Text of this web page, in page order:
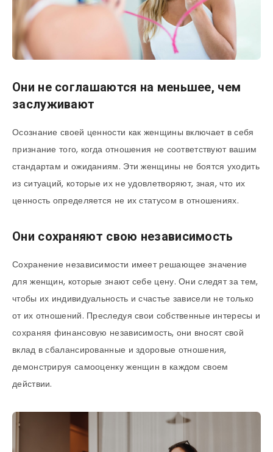
Они не соглашаются на меньшее, чем
заслуживают
Осознание своей ценности как женщины включает в себя
признание того, когда отношения не соответствуют вашим
стандартам и ожиданиям. Эти женщины не боятся уходить
из ситуаций, которые их не удовлетворяют, зная, что их
ценность определяется не их статусом в отношениях.
Они сохраняют свою независимость
Сохранение независимости имеет решающее значение
для женщин, которые знают себе цену. Они следят за тем,
чтобы их индивидуальность и счастье зависели не только
от их отношений. Преследуя свои собственные интересы и
сохраняя финансовую независимость, они вносят свой
вклад в сбалансированные и здоровые отношения,
демонстрируя самооценку женщин в каждом своем
действии.